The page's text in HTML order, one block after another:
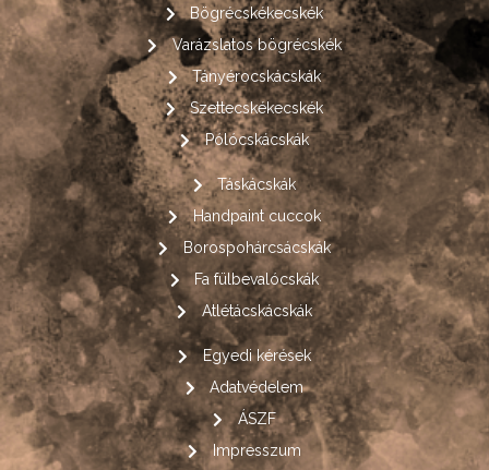
Bögrécskékecskék
Varázslatos bögrécskék
Tányérocskácskák
Szettecskékecskék
Pólócskácskák
Táskácskák
Handpaint cuccok
Borospohárcsácskák
Fa fülbevalócskák
Atlétácskácskák
Egyedi kérések
Adatvédelem
ÁSZF
Impresszum